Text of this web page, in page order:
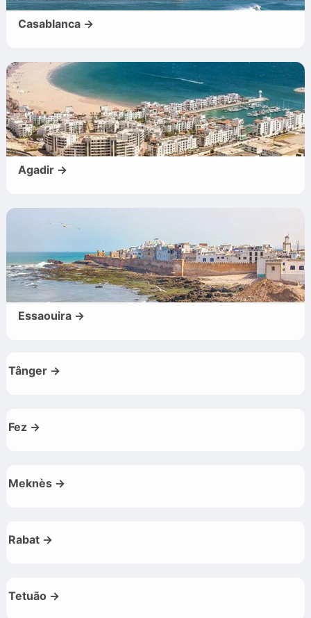
Casablanca →
Agadir →
Essaouira →
Tânger →
Fez →
Meknès →
Rabat →
Tetuão →